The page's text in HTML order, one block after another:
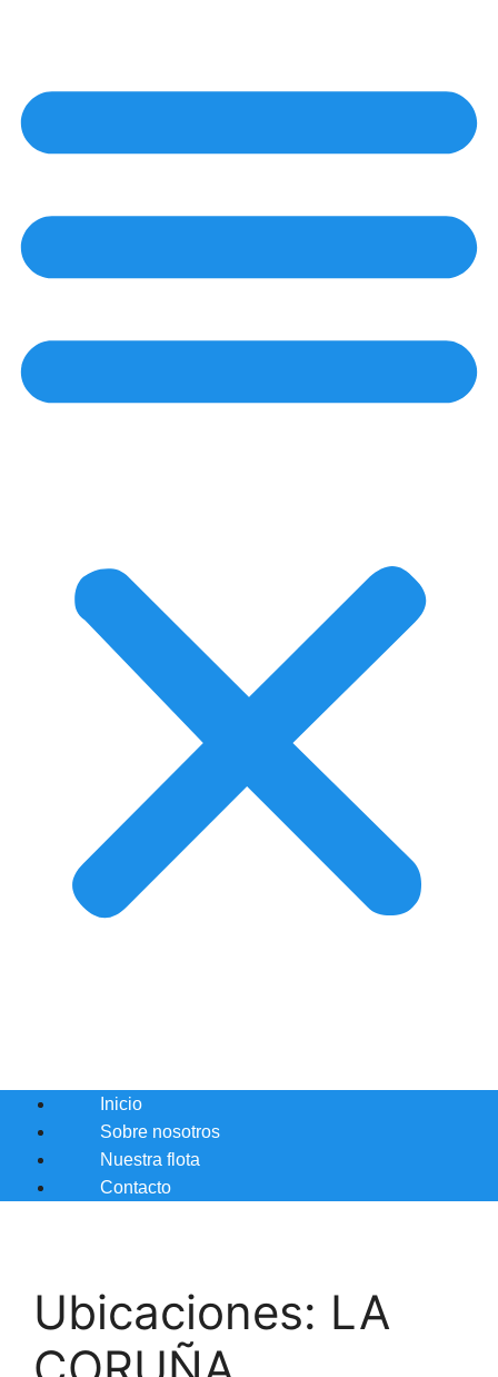
Inicio
Sobre nosotros
Nuestra flota
Contacto
Ubicaciones: LA